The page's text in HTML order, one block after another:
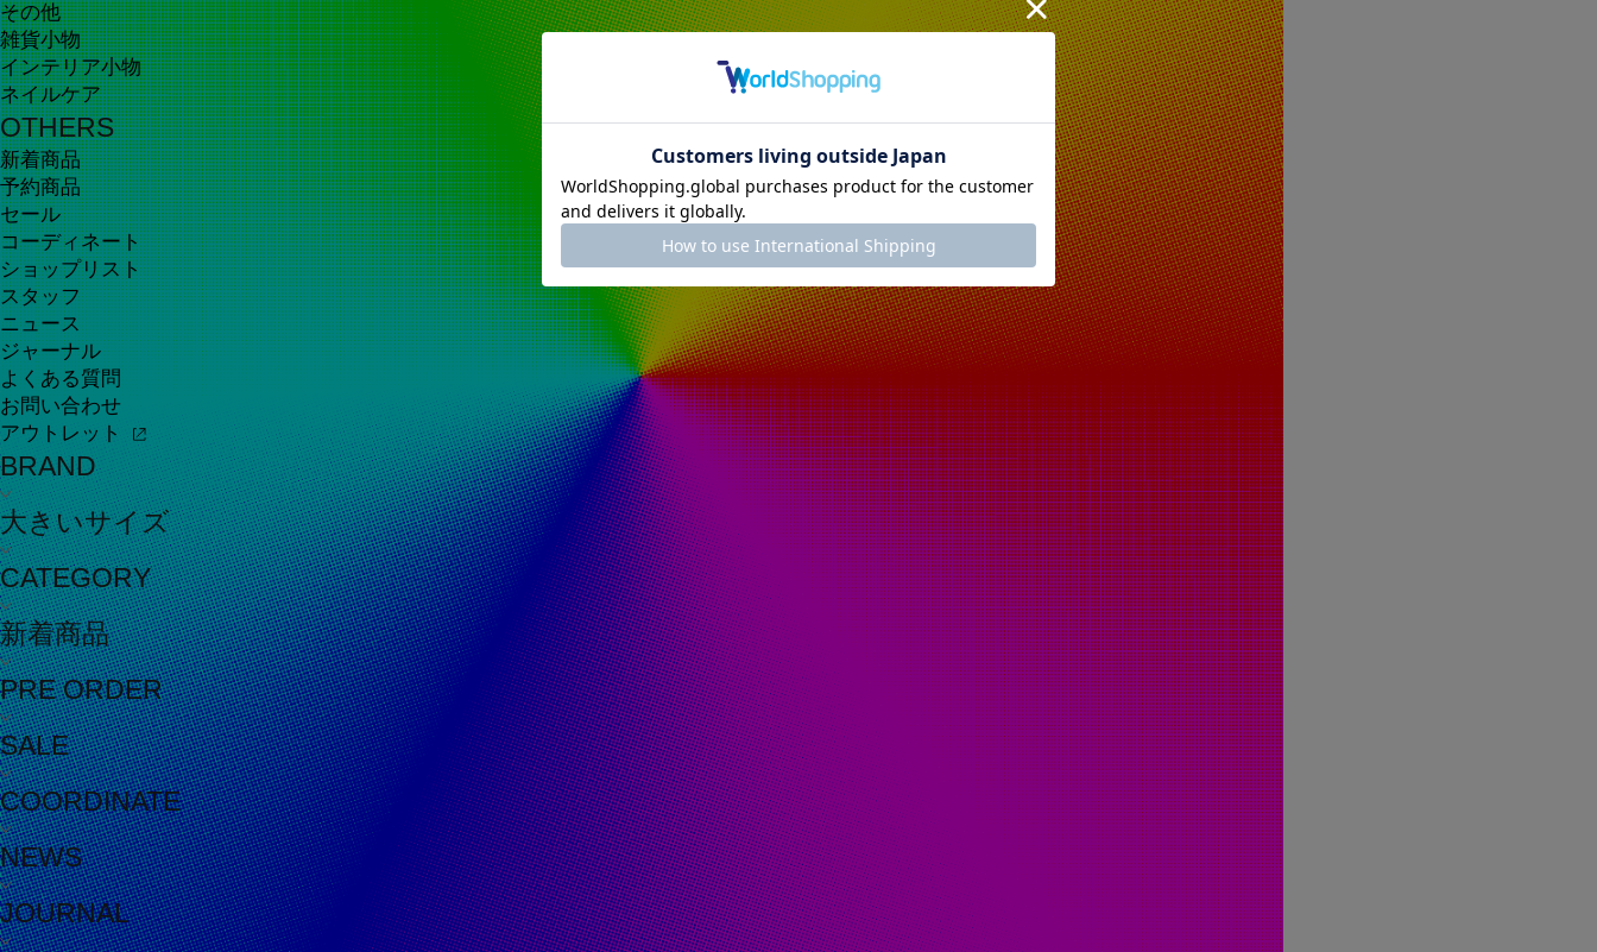
その他
雑貨小物
インテリア小物
ネイルケア
OTHERS
新着商品
予約商品
セール
コーディネート
ショップリスト
スタッフ
ニュース
ジャーナル
よくある質問
お問い合わせ
アウトレット
BRAND
大きいサイズ
CATEGORY
新着商品
PRE ORDER
SALE
COORDINATE
NEWS
JOURNAL